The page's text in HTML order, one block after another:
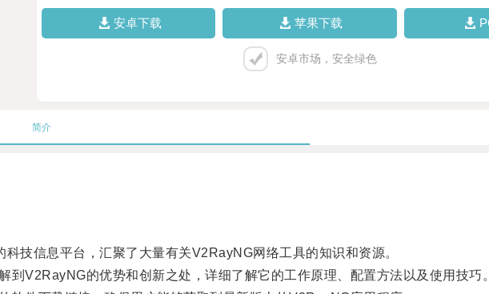
安卓下载 苹果下载
安卓市场，安全绿色
简介
信息平台，汇聚了大量有关V2RayNG网络工具的知识和资源。
V2RayNG的优势和创新之处，详细了解它的工作原理、配置方法以及使用技巧。